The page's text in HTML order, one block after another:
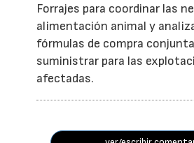
Forrajes para coordinar las
alimentación animal y
fórmulas de compra
suministrar para las
afectadas.